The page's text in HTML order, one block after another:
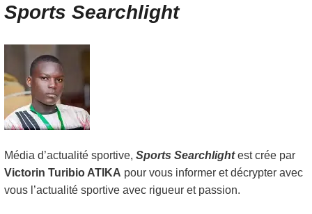
Sports Searchlight
Média d’actualité sportive, Sports Searchlightest crée par
Victorin Turibio ATIKA pour vous informer et décrypter avec
vous l’actualité sportive avec rigueur et passion.